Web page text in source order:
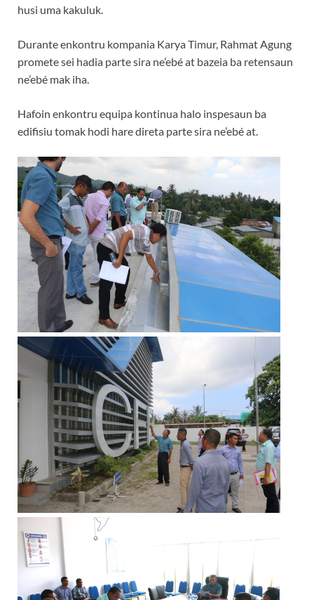
husi uma kakuluk.
Durante enkontru kompania Karya Timur, Rahmat Agung
promete sei hadia parte sira ne’ebé at bazeia ba retensaun
ne’ebé mak iha.
Hafoin enkontru equipa kontinua halo inspesaun ba
edifisiu tomak hodi hare direta parte sira ne’ebé at.